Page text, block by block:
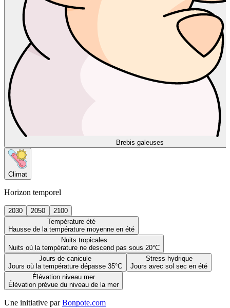
Brebis galeuses
Climat
Horizon temporel
2030 2050
2100
Température été
Hausse de la température moyenne en été
Nuits tropicales
Nuits où la température ne descend pas sous 20°C
Jours de canicule
Jours où la température dépasse 35°C
Stress hydrique
Jours avec sol sec en été
Élévation niveau mer
Élévation prévue du niveau de la mer
Une initiative par Bonpote.com